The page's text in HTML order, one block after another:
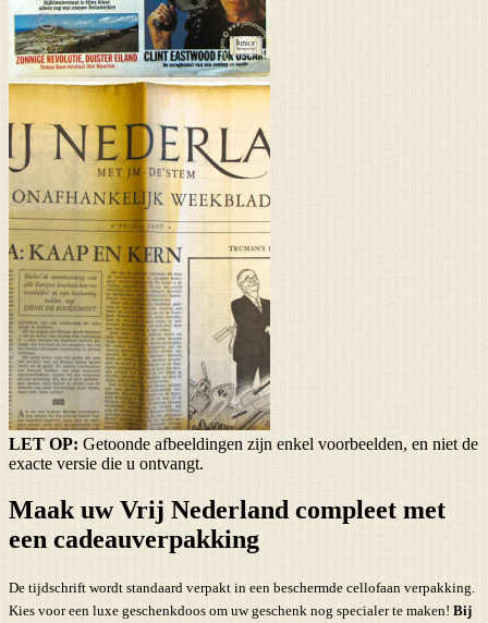
LET OP: Getoonde afbeeldingen zijn enkel voorbeelden, en niet de
exacte versie die u ontvangt.
Maak uw Vrij Nederland compleet met
een cadeauverpakking
De tijdschrift wordt standaard verpakt in een beschermde cellofaan verpakking.
Kies voor een luxe geschenkdoos om uw geschenk nog specialer te maken! Bij